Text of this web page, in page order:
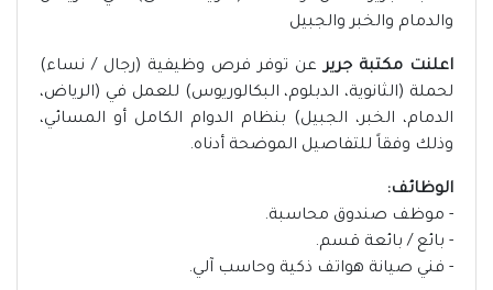
والدمام والخبر والجبيل
اعلنت مكتبة جريرعن توفر فرص وظيفية (رجال / نساء)
لحملة (الثانوية، الدبلوم، البكالوريوس) للعمل في (الرياض،
الدمام، الخبر، الجبيل) بنظام الدوام الكامل أو المسائي،
وذلك وفقاً للتفاصيل الموضحة أدناه.
الوظائف:
- موظف صندوق محاسبة.
- بائع / بائعة قسم.
- فني صيانة هواتف ذكية وحاسب آلي.